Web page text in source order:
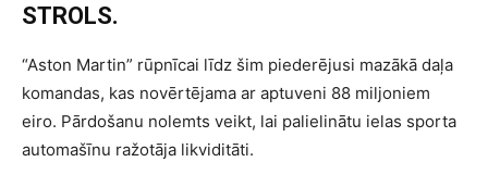
STROLS.
“Aston Martin” rūpnīcai līdz šim piederējusi mazākā daļa
komandas, kas novērtējama ar aptuveni 88 miljoniem
eiro. Pārdošanu nolemts veikt, lai palielinātu ielas sporta
automašīnu ražotāja likviditāti.